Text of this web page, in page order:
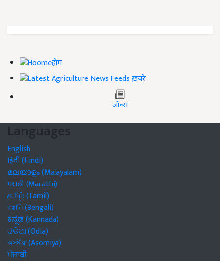
होम
ख़बरें
जॉब्स
Languages
English
हिंदी (Hindi)
മലയാളം (Malayalam)
मराठी (Marathi)
தமிழ் (Tamil)
বাঙালি (Bengali)
ಕನ್ನಡ (Kannada)
ଓଡିଆ (Odia)
অসমীয়া (Asomiya)
ਪੰਜਾਬੀ